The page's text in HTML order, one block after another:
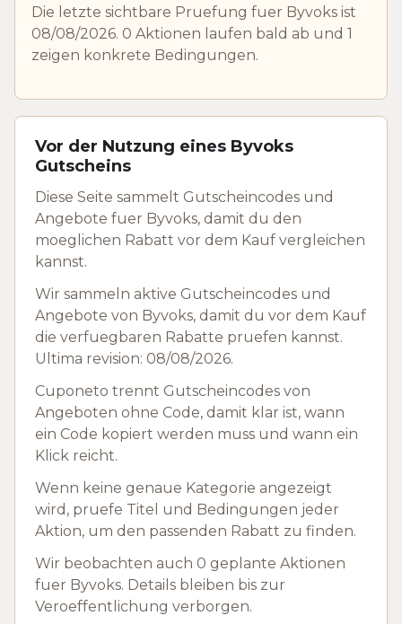
Die letzte sichtbare Pruefung fuer Byvoks ist
08/08/2026. 0 Aktionen laufen bald ab und 1
zeigen konkrete Bedingungen.
Vor der Nutzung eines Byvoks
Gutscheins
Diese Seite sammelt Gutscheincodes und
Angebote fuer Byvoks, damit du den
moeglichen Rabatt vor dem Kauf vergleichen
kannst.
Wir sammeln aktive Gutscheincodes und
Angebote von Byvoks, damit du vor dem Kauf
die verfuegbaren Rabatte pruefen kannst.
Ultima revision: 08/08/2026.
Cuponeto trennt Gutscheincodes von
Angeboten ohne Code, damit klar ist, wann
ein Code kopiert werden muss und wann ein
Klick reicht.
Wenn keine genaue Kategorie angezeigt
wird, pruefe Titel und Bedingungen jeder
Aktion, um den passenden Rabatt zu finden.
Wir beobachten auch 0 geplante Aktionen
fuer Byvoks. Details bleiben bis zur
Veroeffentlichung verborgen.